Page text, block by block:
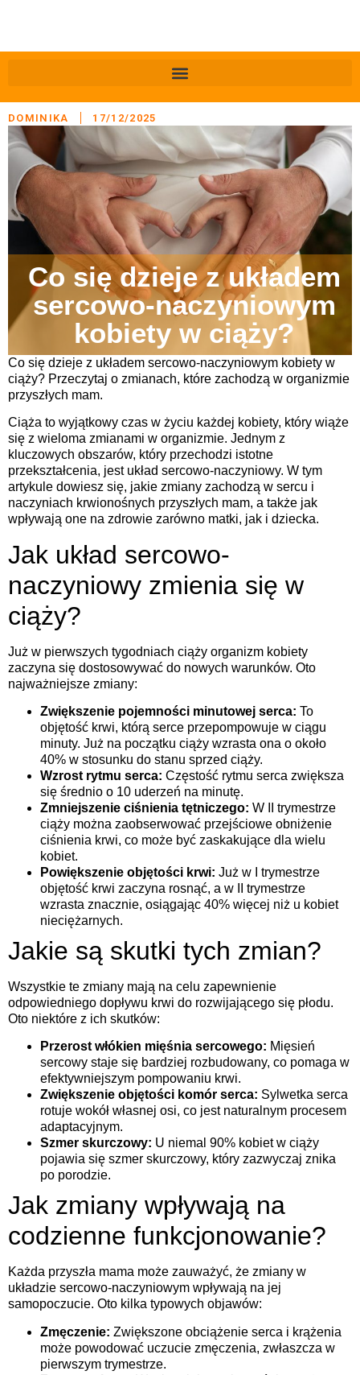
Co się dzieje z układem
sercowo-naczyniowym
kobiety w ciąży?
DOMINIKA 17/12/2025
Co się dzieje z układem sercowo-naczyniowym kobiety w
ciąży? Przeczytaj o zmianach, które zachodzą w organizmie
przyszłych mam.
Ciąża to wyjątkowy czas w życiu każdej kobiety, który wiąże
się z wieloma zmianami w organizmie. Jednym z
kluczowych obszarów, który przechodzi istotne
przekształcenia, jest układ sercowo-naczyniowy. W tym
artykule dowiesz się, jakie zmiany zachodzą w sercu i
naczyniach krwionośnych przyszłych mam, a także jak
wpływają one na zdrowie zarówno matki, jak i dziecka.
Jak układ sercowo-
naczyniowy zmienia się w
ciąży?
Już w pierwszych tygodniach ciąży organizm kobiety
zaczyna się dostosowywać do nowych warunków. Oto
najważniejsze zmiany:
Zwiększenie pojemności minutowej serca: To
objętość krwi, którą serce przepompowuje w ciągu
minuty. Już na początku ciąży wzrasta ona o około
40% w stosunku do stanu sprzed ciąży.
Wzrost rytmu serca: Częstość rytmu serca zwiększa
się średnio o 10 uderzeń na minutę.
Zmniejszenie ciśnienia tętniczego: W II trymestrze
ciąży można zaobserwować przejściowe obniżenie
ciśnienia krwi, co może być zaskakujące dla wielu
kobiet.
Powiększenie objętości krwi: Już w I trymestrze
objętość krwi zaczyna rosnąć, a w II trymestrze
wzrasta znacznie, osiągając 40% więcej niż u kobiet
nieciężarnych.
Jakie są skutki tych zmian?
Wszystkie te zmiany mają na celu zapewnienie
odpowiedniego dopływu krwi do rozwijającego się płodu.
Oto niektóre z ich skutków:
Przerost włókien mięśnia sercowego: Mięsień
sercowy staje się bardziej rozbudowany, co pomaga w
efektywniejszym pompowaniu krwi.
Zwiększenie objętości komór serca: Sylwetka serca
rotuje wokół własnej osi, co jest naturalnym procesem
adaptacyjnym.
Szmer skurczowy: U niemal 90% kobiet w ciąży
pojawia się szmer skurczowy, który zazwyczaj znika
po porodzie.
Jak zmiany wpływają na
codzienne funkcjonowanie?
Każda przyszła mama może zauważyć, że zmiany w
układzie sercowo-naczyniowym wpływają na jej
samopoczucie. Oto kilka typowych objawów:
Zmęczenie: Zwiększone obciążenie serca i krążenia
może powodować uczucie zmęczenia, zwłaszcza w
pierwszym trymestrze.